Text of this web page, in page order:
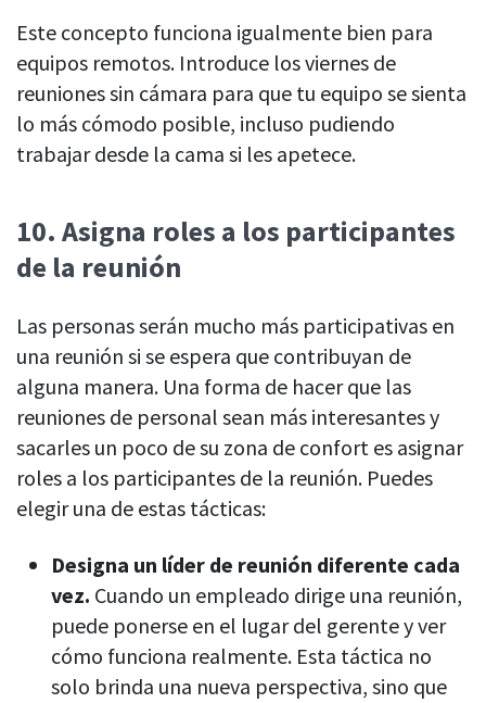
Este concepto funciona igualmente bien para
equipos remotos. Introduce los viernes de
reuniones sin cámara para que tu equipo se sienta
lo más cómodo posible, incluso pudiendo
trabajar desde la cama si les apetece.
10. Asigna roles a los participantes
de la reunión
Las personas serán mucho más participativas en
una reunión si se espera que contribuyan de
alguna manera. Una forma de hacer que las
reuniones de personal sean más interesantes y
sacarles un poco de su zona de confort es asignar
roles a los participantes de la reunión. Puedes
elegir una de estas tácticas:
Designa un líder de reunión diferente cada
vez. Cuando un empleado dirige una reunión,
puede ponerse en el lugar del gerente y ver
cómo funciona realmente. Esta táctica no
solo brinda una nueva perspectiva, sino que